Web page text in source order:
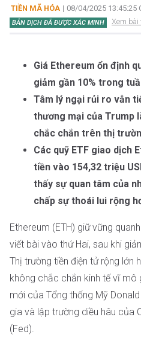
TIỀN MÃ HÓA | 08/04/2025 13:45:25
BẢN DỊCH ĐÃ ĐƯỢC XÁC MINH Xem bài
Giá Ethereum ổn định
giảm gần 10% trong
Tâm lý ngại rủi ro vẫn
thương mại của Trump
chắc chắn trên thị
Các quỹ ETF giao dịch
tiền vào 154,32 triệu
thấy sự quan tâm của
chấp sự thoái lui rộng
Ethereum (ETH) giữ vững
viết bài vào thứ Hai, sau khi
Thị trường tiền điện tử rộng lớn
không chắc chắn kinh tế vĩ
mới của Tổng thống Mỹ
gia và lập trường diều hâu của
(Fed).